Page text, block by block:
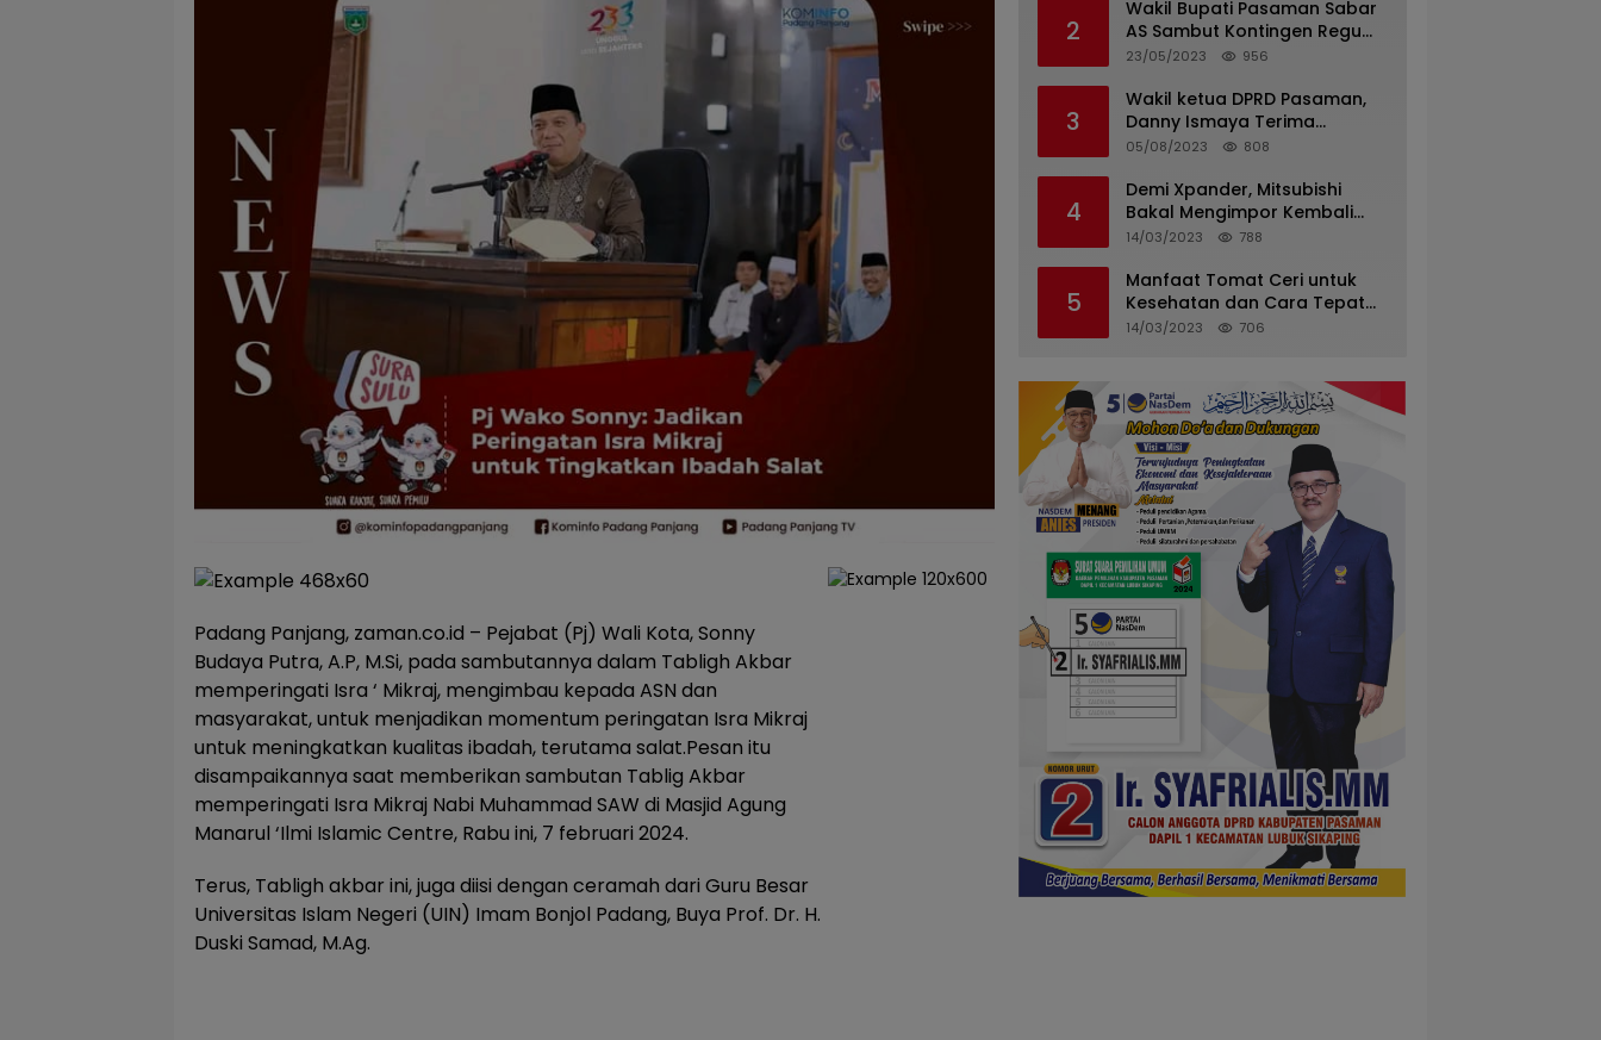
Padang Panjang, zaman.co.id – Pejabat (Pj) Wali Kota, Sonny
Budaya Putra, A.P, M.Si, pada sambutannya dalam Tabligh Akbar
memperingati Isra ‘ Mikraj, mengimbau kepada ASN dan
masyarakat, untuk menjadikan momentum peringatan Isra Mikraj
untuk meningkatkan kualitas ibadah, terutama salat.Pesan itu
disampaikannya saat memberikan sambutan Tablig Akbar
memperingati Isra Mikraj Nabi Muhammad SAW di Masjid Agung
Manarul ‘Ilmi Islamic Centre, Rabu ini, 7 februari 2024.
Terus, Tabligh akbar ini, juga diisi dengan ceramah dari Guru Besar
Universitas Islam Negeri (UIN) Imam Bonjol Padang, Buya Prof. Dr. H.
Duski Samad, M.Ag.
2
Wakil Bupati Pasaman Sabar
AS Sambut Kontingen Regu
Pramuka Kwarcab Pasaman
23/05/2023 956
3
Wakil ketua DPRD Pasaman,
Danny Ismaya Terima
Kunjungan Mahasiswa KKN
05/08/2023 808
4
Demi Xpander, Mitsubishi
Bakal Mengimpor Kembali
Pajero Sport
14/03/2023 788
5
Manfaat Tomat Ceri untuk
Kesehatan dan Cara Tepat
Mengonsumsinya
14/03/2023 706